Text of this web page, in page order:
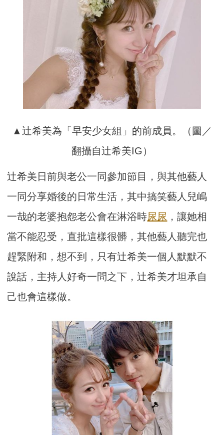
▲辻希美為「早安少女組」的前成員。（圖／
翻攝自辻希美IG）
辻希美日前與老公一同參加節目，與其他藝人
一同分享婚後的日常生活，其中搞笑藝人兒嶋
一哉的老婆抱怨老公會在淋浴時尿尿 ，讓她相
當不能忍受，直批這樣很髒，其他藝人聽完也
趕緊附和，想不到，只有辻希美一個人默默不
說話，主持人好奇一問之下，辻希美才坦承自
己也會這樣做。